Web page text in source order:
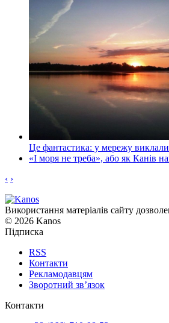
Це фантастика: у мережу
«І моря не треба», або як Канів
‹ ›
Використання матеріалів сайту
© 2026 Kanos
Підписка
RSS
Контакти
Рекламодавцям
Зворотний зв’язок
Контакти